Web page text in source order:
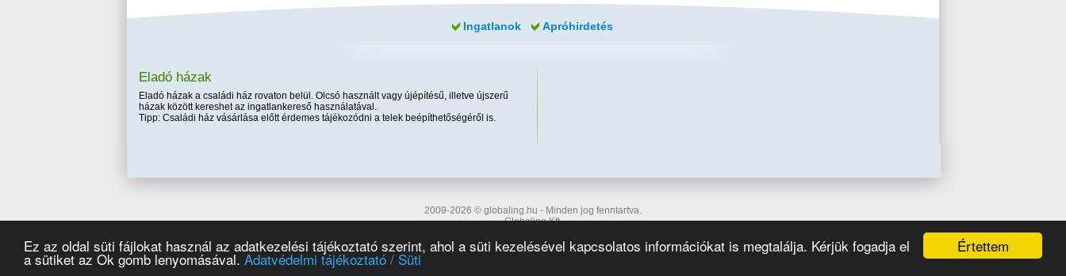
Értettem
Ez az oldal süti fájlokat használ az adatkezelési tájékoztató szerint, ahol a süti kezelésével kapcsolatos információkat is megtalálja. Kérjük fogadja el
a sütiket az Ok gomb lenyomásával. Adatvédelmi tájékoztató / Süti
Ingatlanok Apróhirdetés
Eladó házak
Eladó házak a családi ház rovaton belül. Olcsó használt vagy újépítésű, illetve újszerű
házak között kereshet az ingatlankereső használatával.
Tipp: Családi ház vásárlása előtt érdemes tájékozódni a telek beépíthetőségéről is.
2009-2026 © globaling.hu - Minden jog fenntartva.
Globaling Kft.